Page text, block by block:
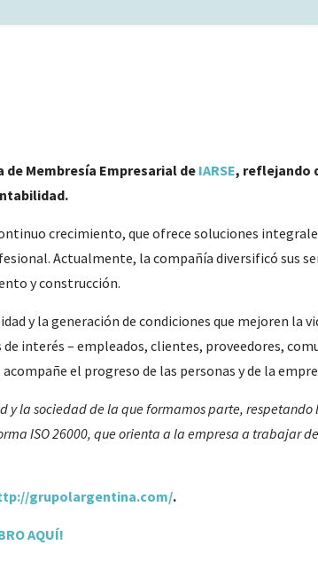
de Membresía Empresarial deIARSE, reflejando
crecimiento, que ofrece soluciones
Actualmente, la compañía diversificó sus
y construcción.
y la generación de condiciones que mejoren la
interés – empleados, clientes, proveedores,
el progreso de las personas y de la
la sociedad de la que formamos parte, respetando
ISO 26000, que orienta a la empresa a trabajar
grupolargentina.com/.
AQUÍ!